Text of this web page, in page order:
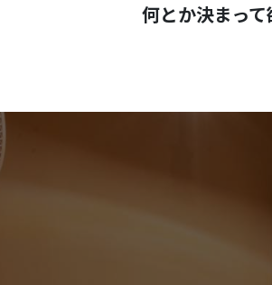
何とか決まって